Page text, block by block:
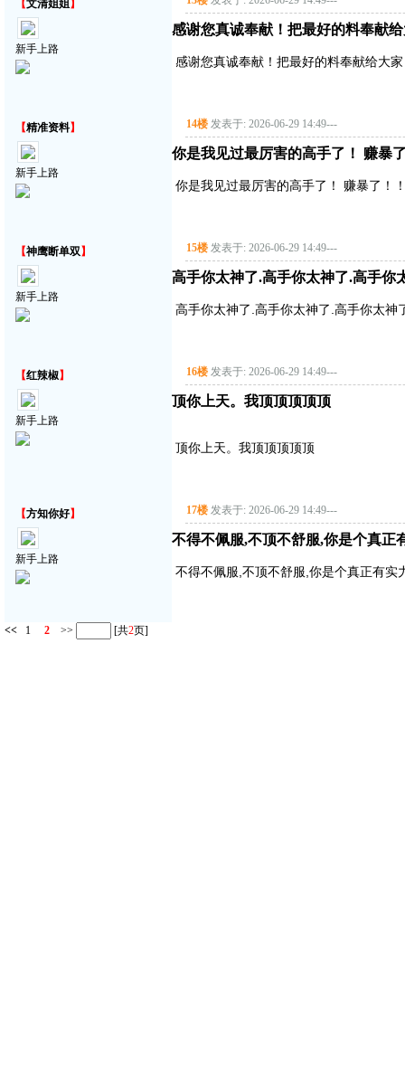
【文清姐姐】
新手上路
感谢您真诚奉献！把最好的料奉献
感谢您真诚奉献！把最好的料奉献给大
【精准资料】
新手上路
14楼 发表于: 2026-06-29 14:49---
你是我见过最厉害的高手了！ 赚暴
你是我见过最厉害的高手了！ 赚暴了！
【神鹰断单双】
新手上路
15楼 发表于: 2026-06-29 14:49---
高手你太神了.高手你太神了.高手你
高手你太神了.高手你太神了.高手你太神
【红辣椒】
新手上路
16楼 发表于: 2026-06-29 14:49---
顶你上天。我顶顶顶顶顶
顶你上天。我顶顶顶顶顶
【方知你好】
新手上路
17楼 发表于: 2026-06-29 14:49---
不得不佩服,不顶不舒服,你是个真正
不得不佩服,不顶不舒服,你是个真正有实
<< 1 2 >> [共2页]